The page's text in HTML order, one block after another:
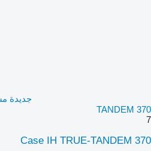
TANDEM 370
7
Case IH TRUE-TANDEM 370